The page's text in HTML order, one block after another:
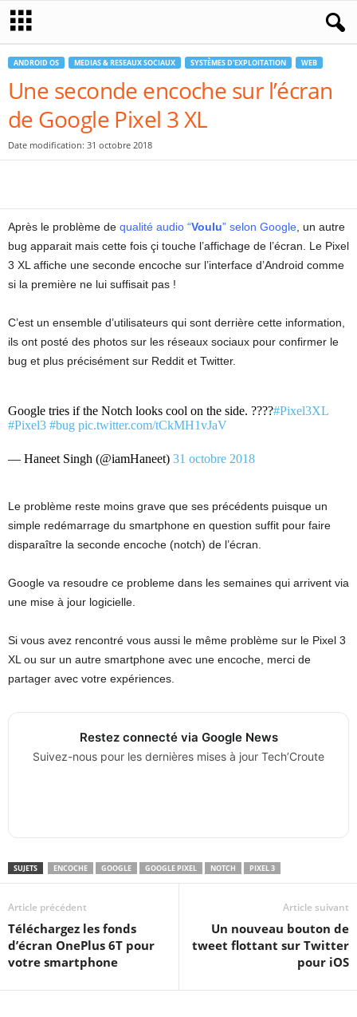
ANDROID OS MEDIAS & RESEAUX SOCIAUX SYSTÈMES D'EXPLOITATION WEB
Une seconde encoche sur l’écran
de Google Pixel 3 XL
Date modification: 31 octobre 2018
Après le problème de qualité audio “Voulu” selon Google , un autre
bug apparait mais cette fois çi touche l’affichage de l’écran. Le Pixel
3 XL affiche une seconde encoche sur l’interface d’Android comme
si la première ne lui suffisait pas !
C’est un ensemble d’utilisateurs qui sont derrière cette information,
ils ont posté des photos sur les réseaux sociaux pour confirmer le
bug et plus précisément sur Reddit et Twitter.
Google tries if the Notch looks cool on the side. ????#Pixel3XL
#Pixel3 #bug pic.twitter.com/tCkMH1vJaV
— Haneet Singh (@iamHaneet) 31 octobre 2018
Le problème reste moins grave que ses précédents puisque un
simple redémarrage du smartphone en question suffit pour faire
disparaître la seconde encoche (notch) de l’écran.
Google va resoudre ce probleme dans les semaines qui arrivent via
une mise à jour logicielle.
Si vous avez rencontré vous aussi le même problème sur le Pixel 3
XL ou sur un autre smartphone avec une encoche, merci de
partager avec votre expériences.
Restez connecté via Google News
Suivez-nous pour les dernières mises à jour Tech’Croute
SUJETS ENCOCHE GOOGLE GOOGLE PIXEL NOTCH PIXEL 3
Article précédent
Téléchargez les fonds
d’écran OnePlus 6T pour
votre smartphone
Article suivant
Un nouveau bouton de
tweet flottant sur Twitter
pour iOS